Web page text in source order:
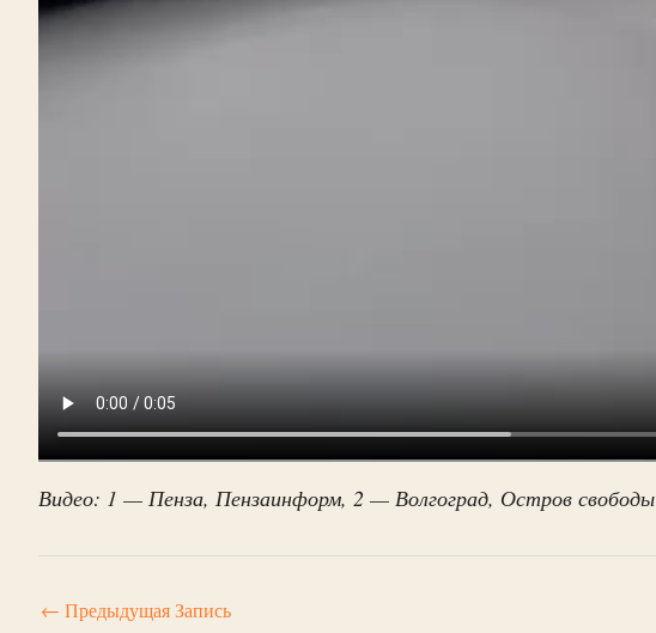
Видео: 1 — Пенза, Пензаинформ, 2 — Волгоград, Остров свободы
← Предыдущая Запись